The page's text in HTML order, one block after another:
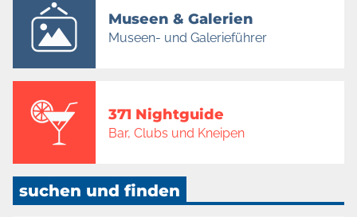
Museen & Galerien
Museen- und Galerieführer
371 Nightguide
Bar, Clubs und Kneipen
suchen und finden